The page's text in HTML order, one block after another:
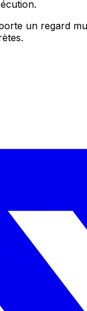
un regard